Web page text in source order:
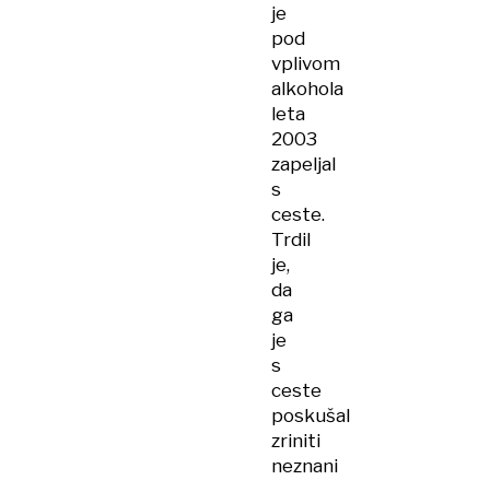
je
pod
vplivom
alkohola
leta
2003
zapeljal
s
ceste.
Trdil
je,
da
ga
je
s
ceste
poskušal
zriniti
neznani